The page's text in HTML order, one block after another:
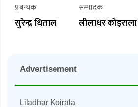
प्रबन्धक
सुरेन्द्र धिताल
सम्पादक
लीलाधर काेइराला
Advertisement
Liladhar Koirala